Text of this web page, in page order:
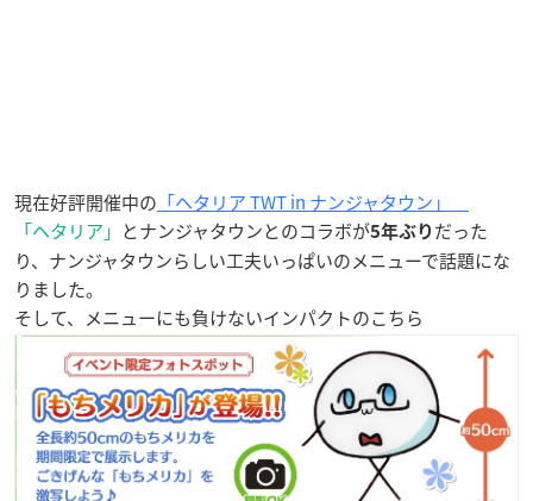
現在好評開催中の 「ヘタリア TWT in ナンジャタウン」
「ヘタリア」 とナンジャタウンとのコラボが5年ぶり だった
り、ナンジャタウンらしい工夫いっぱいのメニューで話題にな
りました。
そして、メニューにも負けないインパクトのこちら